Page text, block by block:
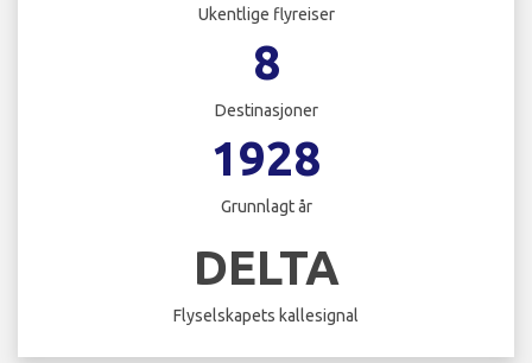
Ukentlige flyreiser
8
Destinasjoner
1928
Grunnlagt år
DELTA
Flyselskapets kallesignal